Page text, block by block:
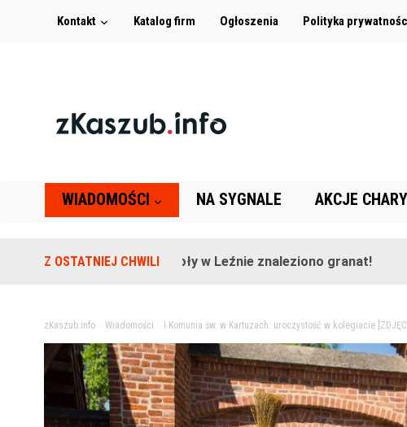
Kontakt Katalog firm Ogłoszenia Polityka
WIADOMOŚCI NA SYGNALE AKCJE
Z OSTATNIEJ CHWILI
Na terenie szkoły w Leźnie znaleziono granat! 2 lata temu
zKaszub.info> Wiadomości I Komunia św. w Kartuzach: uroczystość w kolegiacie